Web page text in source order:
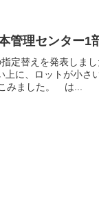
管理センター1
定替えを発表しま
に、ロットが小さ
みました。 は...